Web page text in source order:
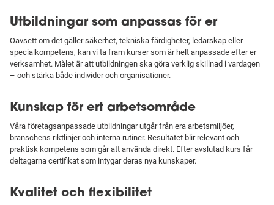
Utbildningar som anpassas för er
Oavsett om det gäller säkerhet, tekniska färdigheter, ledarskap eller
specialkompetens, kan vi ta fram kurser som är helt anpassade efter er
verksamhet. Målet är att utbildningen ska göra verklig skillnad i vardagen
– och stärka både individer och organisationer.
Kunskap för ert arbetsområde
Våra företagsanpassade utbildningar utgår från era arbetsmiljöer,
branschens riktlinjer och interna rutiner. Resultatet blir relevant och
praktisk kompetens som går att använda direkt. Efter avslutad kurs får
deltagarna certifikat som intygar deras nya kunskaper.
Kvalitet och flexibilitet